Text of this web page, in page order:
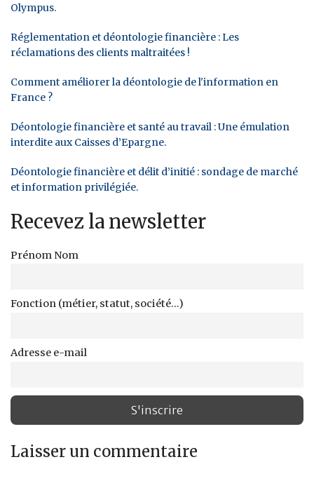
Olympus.
Réglementation et déontologie financière : Les
réclamations des clients maltraitées !
Comment améliorer la déontologie de l'information en
France ?
Déontologie financière et santé au travail : Une émulation
interdite aux Caisses d’Epargne.
Déontologie financière et délit d’initié : sondage de marché
et information privilégiée.
Recevez la newsletter
Prénom Nom
Fonction (métier, statut, société...)
Adresse e-mail
Laisser un commentaire